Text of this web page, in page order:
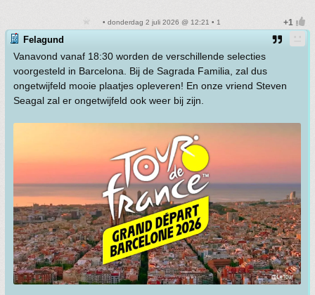
• donderdag 2 juli 2026 @ 12:21 • 1
Felagund
Vanavond vanaf 18:30 worden de verschillende selecties
voorgesteld in Barcelona. Bij de Sagrada Familia, zal dus
ongetwijfeld mooie plaatjes opleveren! En onze vriend Steven
Seagal zal er ongetwijfeld ook weer bij zijn.